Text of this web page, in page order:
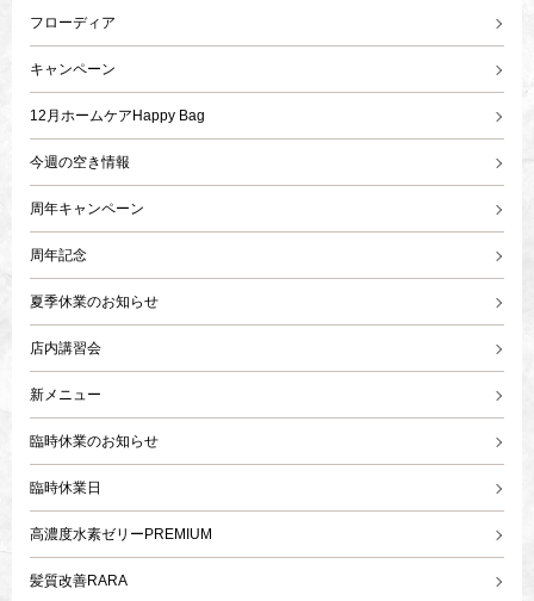
フローディア
キャンペーン
12月ホームケアHappy Bag
今週の空き情報
周年キャンペーン
周年記念
夏季休業のお知らせ
店内講習会
新メニュー
臨時休業のお知らせ
臨時休業日
高濃度水素ゼリーPREMIUM
髪質改善RARA